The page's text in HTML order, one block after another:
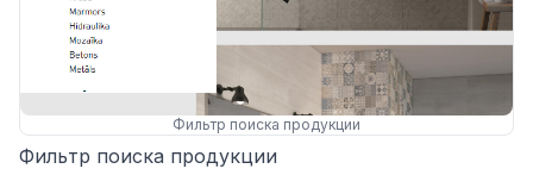
Фильтр поиска продукции
Фильтр поиска продукции